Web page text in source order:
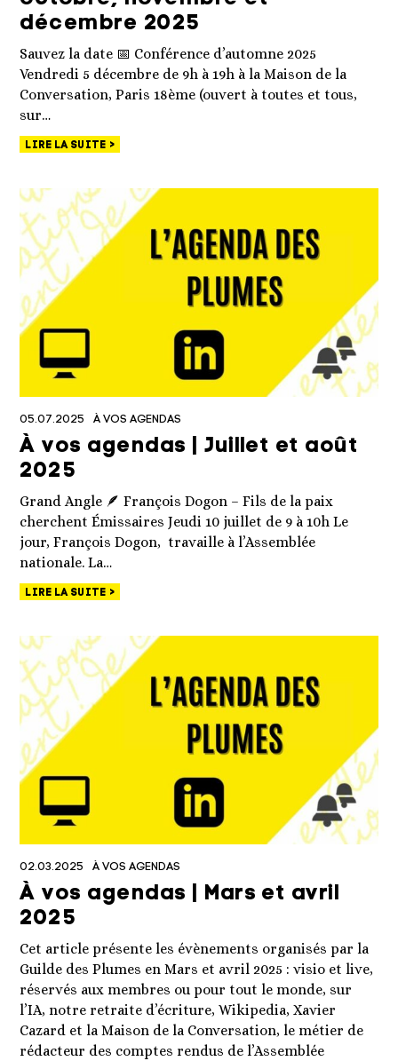
décembre 2025
Sauvez la date 📅 Conférence d’automne 2025
Vendredi 5 décembre de 9h à 19h à la Maison de la
Conversation, Paris 18ème (ouvert à toutes et tous,
sur…
LIRE LA SUITE
05.07.2025 À VOS AGENDAS
À vos agendas | Juillet et août
2025
Grand Angle 🪶 François Dogon – Fils de la paix
cherchent Émissaires Jeudi 10 juillet de 9 à 10h Le
jour, François Dogon, travaille à l’Assemblée
nationale. La…
LIRE LA SUITE
02.03.2025 À VOS AGENDAS
À vos agendas | Mars et avril
2025
Cet article présente les évènements organisés par la
Guilde des Plumes en Mars et avril 2025 : visio et live,
réservés aux membres ou pour tout le monde, sur
l’IA, notre retraite d’écriture, Wikipedia, Xavier
Cazard et la Maison de la Conversation, le métier de
rédacteur des comptes rendus de l’Assemblée